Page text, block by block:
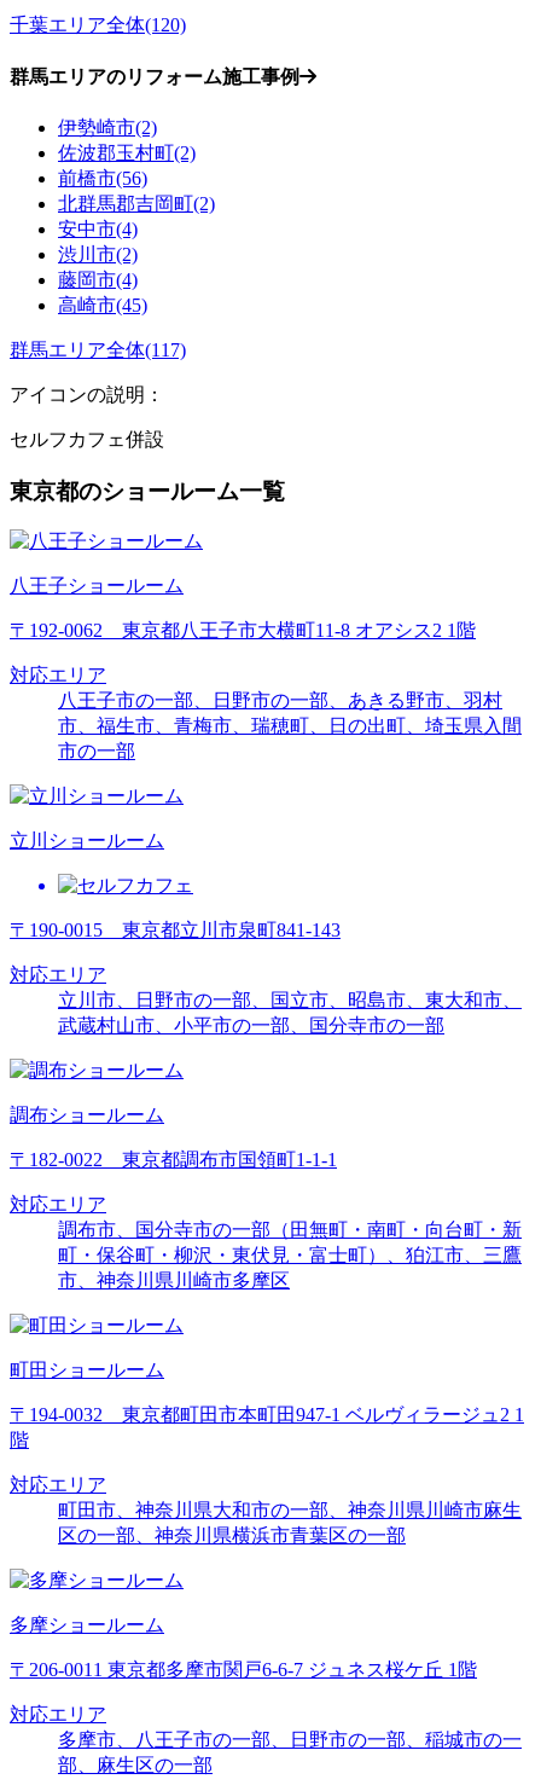
千葉エリア全体(120)
群馬エリアのリフォーム施工事例
伊勢崎市(2)
佐波郡玉村町(2)
前橋市(56)
北群馬郡吉岡町(2)
安中市(4)
渋川市(2)
藤岡市(4)
高崎市(45)
群馬エリア全体(117)
アイコンの説明：
セルフカフェ併設
東京都のショールーム一覧
八王子ショールーム
〒192-0062 東京都八王子市大横町11-8 オアシス2 1階
対応エリア
八王子市の一部、日野市の一部、あきる野市、羽村
市、福生市、青梅市、瑞穂町、日の出町、埼玉県入間
市の一部
立川ショールーム
〒190-0015 東京都立川市泉町841-143
対応エリア
立川市、日野市の一部、国立市、昭島市、東大和市、
武蔵村山市、 小平市の一部 国分寺市の一部
調布ショールーム
〒182-0022 東京都調布市国領町1-1-1
対応エリア
調布市、国分寺市の一部（田無町・南町・向台町・新
町・保谷町・柳沢・東伏見・富士町）、狛江市、三鷹
市、神奈川県川崎市多摩区
町田ショールーム
〒194-0032 東京都町田市本町田947-1 ベルヴィラージュ2 1
階
対応エリア
町田市、神奈川県大和市の一部、神奈川県川崎市麻生
区の一部、神奈川県横浜市青葉区の一部
多摩ショールーム
〒206-0011 東京都多摩市関戸6-6-7 ジュネス桜ケ丘 1階
対応エリア
多摩市、八王子市の一部、日野市の一部、稲城市の一
部、麻生区の一部